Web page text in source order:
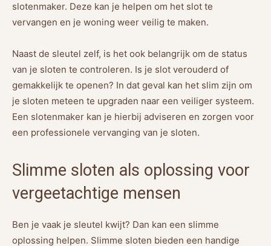
slotenmaker. Deze kan je helpen om het slot te
vervangen en je woning weer veilig te maken.
Naast de sleutel zelf, is het ook belangrijk om de status
van je sloten te controleren. Is je slot verouderd of
gemakkelijk te openen? In dat geval kan het slim zijn om
je sloten meteen te upgraden naar een veiliger systeem.
Een slotenmaker kan je hierbij adviseren en zorgen voor
een professionele vervanging van je sloten.
Slimme sloten als oplossing voor
vergeetachtige mensen
Ben je vaak je sleutel kwijt? Dan kan een slimme
oplossing helpen. Slimme sloten bieden een handige